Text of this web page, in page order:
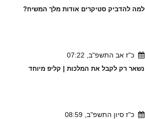
למה להדביק סטיקרים אודות מלך המשיח?
כ"ז אב התשפ"ב, 07:22
נשאר רק לקבל את המלכות | קליפ מיוחד
כ"ז סיון התשפ"ב, 08:59